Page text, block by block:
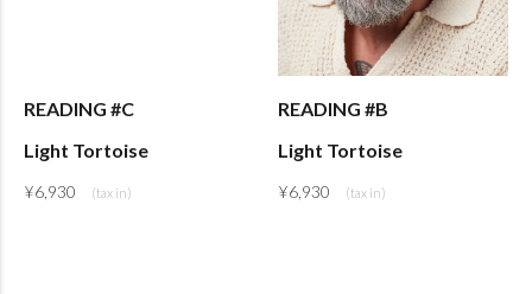
READING #C
Light Tortoise
¥6,930
READING #B
Light Tortoise
¥6,930